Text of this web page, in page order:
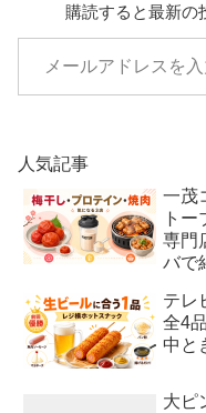
購読すると最新の
人気記事
一茂
ト
専門
バで
テレ
全4
中と
大ピ